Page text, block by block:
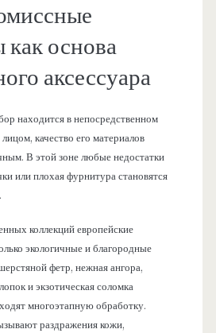
как основа
аксессуара
находится в непосредственном
качество его материалов
В этой зоне любые недостатки
или плохая фурнитура становятся
коллекций европейские
экологичные и благородные
фетр, нежная ангора,
и экзотическая соломка
многоэтапную обработку.
раздражения кожи,